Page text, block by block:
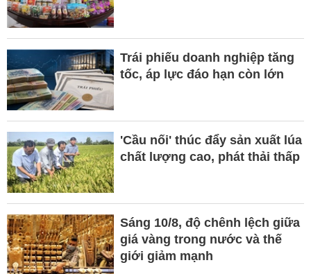
Trái phiếu doanh nghiệp tăng
tốc, áp lực đáo hạn còn lớn
'Cầu nối' thúc đẩy sản xuất lúa
chất lượng cao, phát thải thấp
Sáng 10/8, độ chênh lệch giữa
giá vàng trong nước và thế
giới giảm mạnh